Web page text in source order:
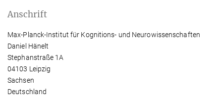
Anschrift
Max-Planck-Institut für Kognitions- und Neurowissenschaften
Daniel Hänelt
Stephanstraße 1A
04103 Leipzig
Sachsen
Deutschland